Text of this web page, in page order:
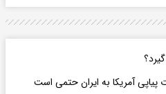
پیاپی آمریکا به ایران حتمی است